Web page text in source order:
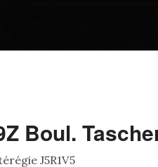
Boul.
J5R1V5